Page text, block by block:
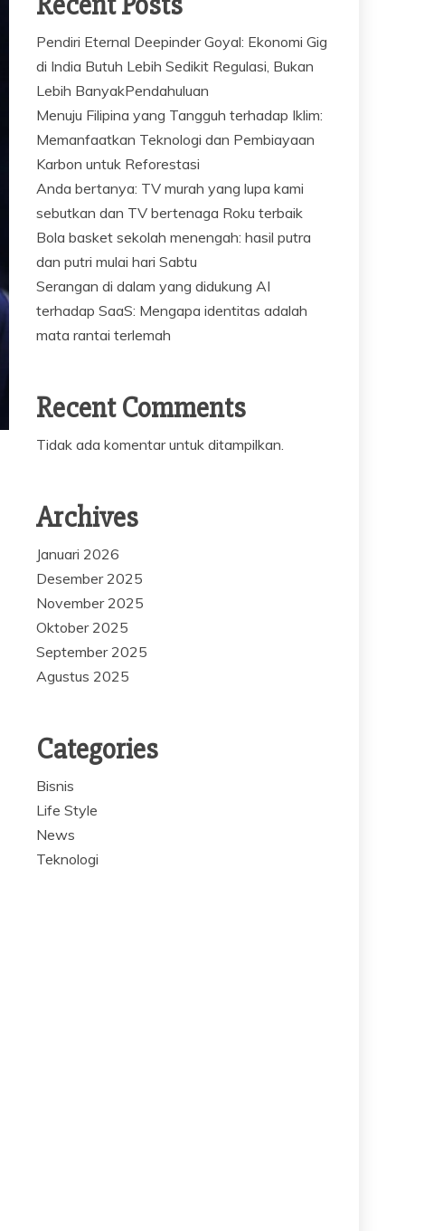
Pendiri Eternal Deepinder Goyal: Ekonomi Gig
di India Butuh Lebih Sedikit Regulasi, Bukan
Lebih BanyakPendahuluan
Menuju Filipina yang Tangguh terhadap Iklim:
Memanfaatkan Teknologi dan Pembiayaan
Karbon untuk Reforestasi
Anda bertanya: TV murah yang lupa kami
sebutkan dan TV bertenaga Roku terbaik
Bola basket sekolah menengah: hasil putra
dan putri mulai hari Sabtu
Serangan di dalam yang didukung AI
terhadap SaaS: Mengapa identitas adalah
mata rantai terlemah
Recent Comments
Tidak ada komentar untuk ditampilkan.
Archives
Januari 2026
Desember 2025
November 2025
Oktober 2025
September 2025
Agustus 2025
Categories
Bisnis
Life Style
News
Teknologi